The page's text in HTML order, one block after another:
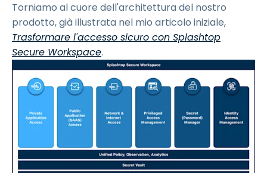
Torniamo al cuore dell'architettura del nostro
prodotto, già illustrata nel mio articolo iniziale,
Trasformare l'accesso sicuro con Splashtop
Secure Workspace.